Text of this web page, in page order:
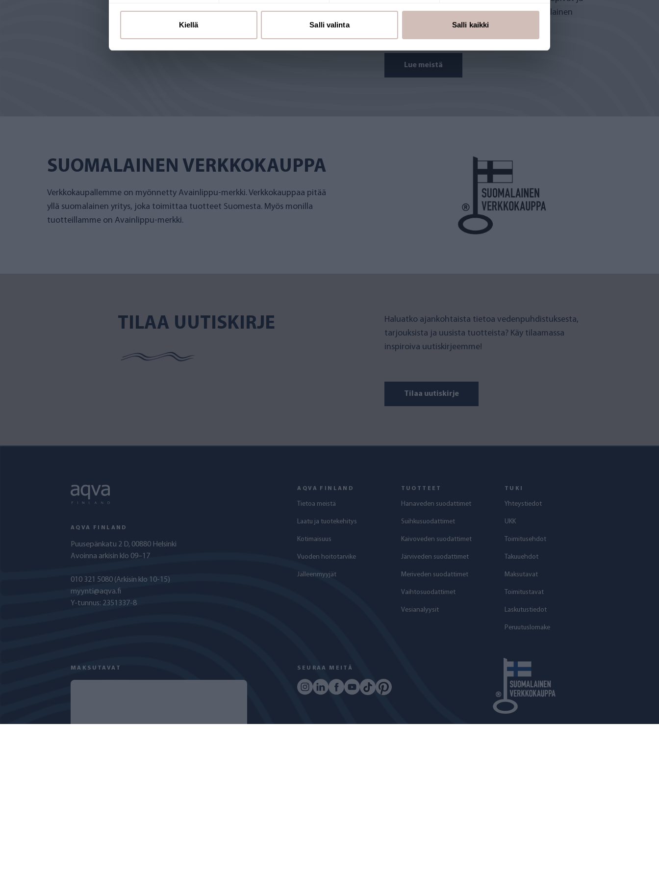
Kiellä Salli valinta Salli kaikki
todistetusti toimivat AQVA-tuotteet. Suomalainen
Avainlippu-verkkokauppa.
Lue meistä
SUOMALAINEN VERKKOKAUPPA
Verkkokaupallemme on myönnetty Avainlippu-merkki. Verkkokauppaa pitää
yllä suomalainen yritys, joka toimittaa tuotteet Suomesta. Myös monilla
tuotteillamme on Avainlippu-merkki.
TILAA UUTISKIRJE
Haluatko ajankohtaista tietoa vedenpuhdistuksesta,
tarjouksista ja uusista tuotteista? Käy tilaamassa
inspiroiva uutiskirjeemme!
Tilaa uutiskirje
AQVA FINLAND
Puusepänkatu 2 D, 00880 Helsinki
Avoinna arkisin klo 09–17
010 321 5080 (Arkisin klo 10-15)
myynti@aqva.fi
Y-tunnus: 2351337-8
AQVA FINLAND
Tietoa meistä
Laatu ja tuotekehitys
Kotimaisuus
Vuoden hoitotarvike
Jälleenmyyjät
TUOTTEET
Hanaveden suodattimet
Suihkusuodattimet
Kaivoveden suodattimet
Järviveden suodattimet
Meriveden suodattimet
Vaihtosuodattimet
Vesianalyysit
TUKI
Yhteystiedot
UKK
Toimitusehdot
Takuuehdot
Maksutavat
Toimitustavat
Laskutustiedot
Peruutuslomake
MAKSUTAVAT SEURAA MEITÄ